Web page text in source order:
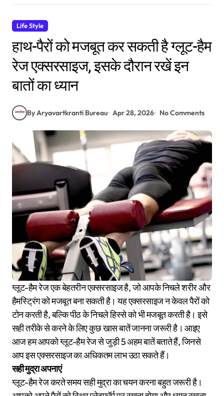
Life Style
हाथ-पैरों को मजबूत कर सकती है ग्लूट-हैम
रेज एक्सरसाइज, इसके दौरान रखें इन
बातों का ध्यान
By Aryavartkranti Bureau Apr 28, 2026 No Comments
ग्लूट-हैम रेज एक बेहतरीन एक्सरसाइज है, जो आपके निचले शरीर और
हैमस्ट्रिंग को मजबूत बना सकती है। यह एक्सरसाइज न केवल पैरों को
टोन करती है, बल्कि पीठ के निचले हिस्से को भी मजबूत करती है। इसे
सही तरीके से करने के लिए कुछ खास बातें जानना जरूरी है। आइए
आज हम आपको ग्लूट-हैम रेज से जुड़ी 5 अहम बातें बताते हैं, जिनसे
आप इस एक्सरसाइज का अधिकतम लाभ उठा सकते हैं।
सही मुद्रा अपनाएं
ग्लूट-हैम रेज करते समय सही मुद्रा का चयन करना बहुत जरूरी है।